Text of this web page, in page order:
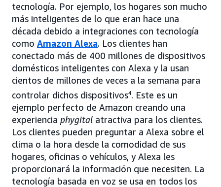
tecnología. Por ejemplo, los hogares son mucho
más inteligentes de lo que eran hace una
década debido a integraciones con tecnología
como Amazon Alexa. Los clientes han
conectado más de 400 millones de dispositivos
domésticos inteligentes con Alexa y la usan
cientos de millones de veces a la semana para
controlar dichos dispositivos4. Este es un
ejemplo perfecto de Amazon creando una
experiencia phygital atractiva para los clientes.
Los clientes pueden preguntar a Alexa sobre el
clima o la hora desde la comodidad de sus
hogares, oficinas o vehículos, y Alexa les
proporcionará la información que necesiten. La
tecnología basada en voz se usa en todos los